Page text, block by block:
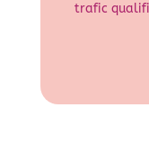
trafic